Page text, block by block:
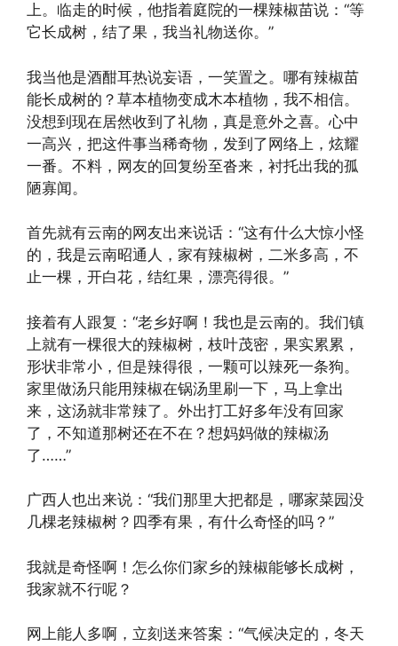
上。临走的时候，他指着庭院的一棵辣椒苗说：“等
它长成树，结了果，我当礼物送你。”
我当他是酒酣耳热说妄语，一笑置之。哪有辣椒苗
能长成树的？草本植物变成木本植物，我不相信。
没想到现在居然收到了礼物，真是意外之喜。心中
一高兴，把这件事当稀奇物，发到了网络上，炫耀
一番。不料，网友的回复纷至沓来，衬托出我的孤
陋寡闻。
首先就有云南的网友出来说话：“这有什么大惊小怪
的，我是云南昭通人，家有辣椒树，二米多高，不
止一棵，开白花，结红果，漂亮得很。”
接着有人跟复：“老乡好啊！我也是云南的。我们镇
上就有一棵很大的辣椒树，枝叶茂密，果实累累，
形状非常小，但是辣得很，一颗可以辣死一条狗。
家里做汤只能用辣椒在锅汤里刷一下，马上拿出
来，这汤就非常辣了。外出打工好多年没有回家
了，不知道那树还在不在？想妈妈做的辣椒汤
了……”
广西人也出来说：“我们那里大把都是，哪家菜园没
几棵老辣椒树？四季有果，有什么奇怪的吗？”
我就是奇怪啊！怎么你们家乡的辣椒能够长成树，
我家就不行呢？
网上能人多啊，立刻送来答案：“气候决定的，冬天